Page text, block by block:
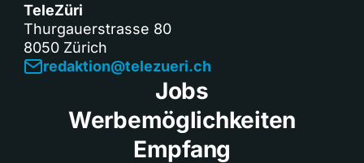
TeleZüri
Thurgauerstrasse 80
8050 Zürich
redaktion@telezueri.ch
Jobs
Werbemöglichkeiten
Empfang